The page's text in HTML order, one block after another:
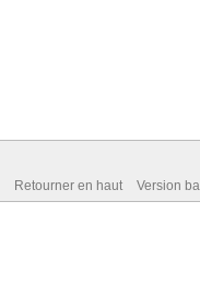
Retourner en haut Version